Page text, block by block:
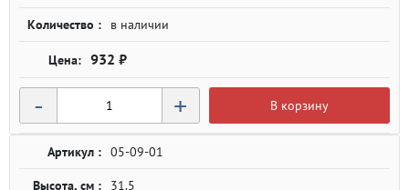
Количество : в наличии
932 ₽
- + В корзину
Артикул : 05-09-01
Высота, см : 31.5